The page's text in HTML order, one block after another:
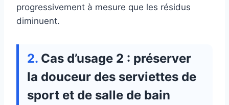
progressivement à mesure que les résidus
diminuent.
Cas d’usage 2 : préserver
la douceur des serviettes de
sport et de salle de bain